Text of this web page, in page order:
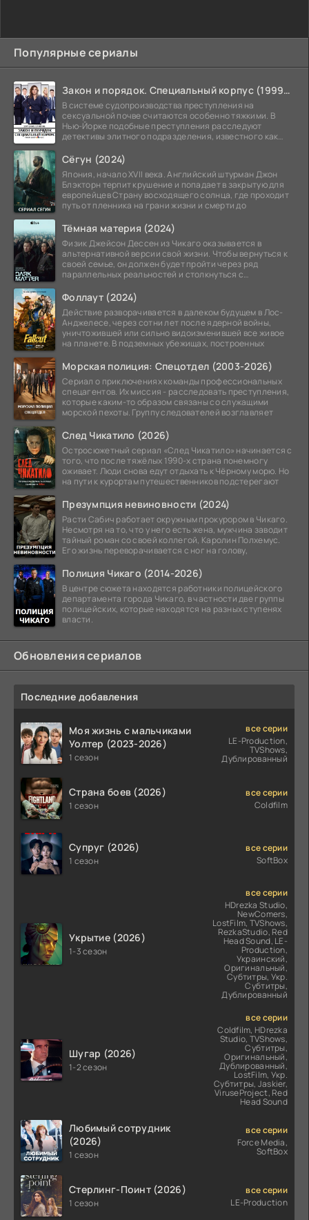
Популярные сериалы
Закон и порядок. Специальный корпус (1999-2026)
В системе судопроизводства преступления на
сексуальной почве считаются особенно тяжкими. В
Нью-Йорке подобные преступления расследуют
детективы элитного подразделения, известного как
Сёгун (2024)
Япония, начало XVII века. Английский штурман Джон
Блэкторн терпит крушение и попадает в закрытую для
европейцев Страну восходящего солнца, где проходит
путь от пленника на грани жизни и смерти до
Тёмная материя (2024)
Физик Джейсон Дессен из Чикаго оказывается в
альтернативной версии свой жизни. Чтобы вернуться к
своей семье, он должен будет пройти через ряд
параллельных реальностей и столкнуться с
Фоллаут (2024)
Действие разворачивается в далеком будущем в Лос-
Анджелесе, через сотни лет после ядерной войны,
уничтожившей или сильно видоизменившей все живое
на планете. В подземных убежищах, построенных
Морская полиция: Спецотдел (2003-2026)
Сериал о приключениях команды профессиональных
спецагентов. Их миссия - расследовать преступления,
которые каким-то образом связаны со служащими
морской пехоты. Группу следователей возглавляет
След Чикатило (2026)
Остросюжетный сериал «След Чикатило» начинается с
того, что после тяжёлых 1990-х страна понемногу
оживает. Люди снова едут отдыхать к Чёрному морю. Но
на пути к курортам путешественников подстерегают
Презумпция невиновности (2024)
Расти Сабич работает окружным прокурором в Чикаго.
Несмотря на то, что у него есть жена, мужчина заводит
тайный роман со своей коллегой, Каролин Полхемус.
Его жизнь переворачивается с ног на голову,
Полиция Чикаго (2014-2026)
В центре сюжета находятся работники полицейского
департамента города Чикаго, в частности две группы
полицейских, которые находятся на разных ступенях
власти.
Обновления сериалов
Последние добавления
Моя жизнь с мальчиками
Уолтер (2023-2026)
1 сезон
все серии
LE-Production,
TVShows,
Дублированный
Страна боев (2026)
1 сезон
все серии
Coldfilm
Супруг (2026)
1 сезон
все серии
SoftBox
Укрытие (2026)
1-3 сезон
все серии
HDrezka Studio,
NewComers,
LostFilm, TVShows,
RezkaStudio, Red
Head Sound, LE-
Production,
Украинский,
Оригинальный,
Субтитры, Укр.
Субтитры,
Дублированный
Шугар (2026)
1-2 сезон
все серии
Coldfilm, HDrezka
Studio, TVShows,
Субтитры,
Оригинальный,
Дублированный,
LostFilm, Укр.
Субтитры, Jaskier,
ViruseProject, Red
Head Sound
Любимый сотрудник
(2026)
1 сезон
все серии
Force Media,
SoftBox
Стерлинг-Поинт (2026)
1 сезон
все серии
LE-Production